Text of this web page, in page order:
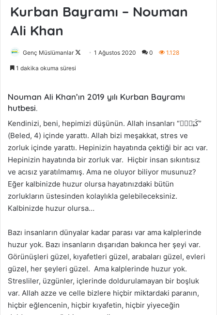
Kurban Bayramı – Nouman
Ali Khan
Genç Müslümanlar
o
o
n
X
1 Ağustos 2020 0 1.128
1 dakika okuma süresi
Nouman Ali Khan’ın 2019 yılı Kurban Bayramı
hutbesi.
Kendinizi, beni, hepimizi düşünün. Allah insanları “كَبَدٍۜ”
(Beled, 4) içinde yarattı. Allah bizi meşakkat, stres ve
zorluk içinde yarattı. Hepinizin hayatında çektiği bir acı var.
Hepinizin hayatında bir zorluk var. Hiçbir insan sıkıntısız
ve acısız yaratılmamış. Ama ne oluyor biliyor musunuz?
Eğer kalbinizde huzur olursa hayatınızdaki bütün
zorlukların üstesinden kolaylıkla gelebileceksiniz.
Kalbinizde huzur olursa…
Bazı insanların dünyalar kadar parası var ama kalplerinde
huzur yok. Bazı insanların dışarıdan bakınca her şeyi var.
Görünüşleri güzel, kıyafetleri güzel, arabaları güzel, evleri
güzel, her şeyleri güzel. Ama kalplerinde huzur yok.
Stresliler, üzgünler, içlerinde doldurulamayan bir boşluk
var. Allah azze ve celle bizlere hiçbir miktardaki paranın,
hiçbir eğlencenin, hiçbir kıyafetin, hiçbir yiyeceğin